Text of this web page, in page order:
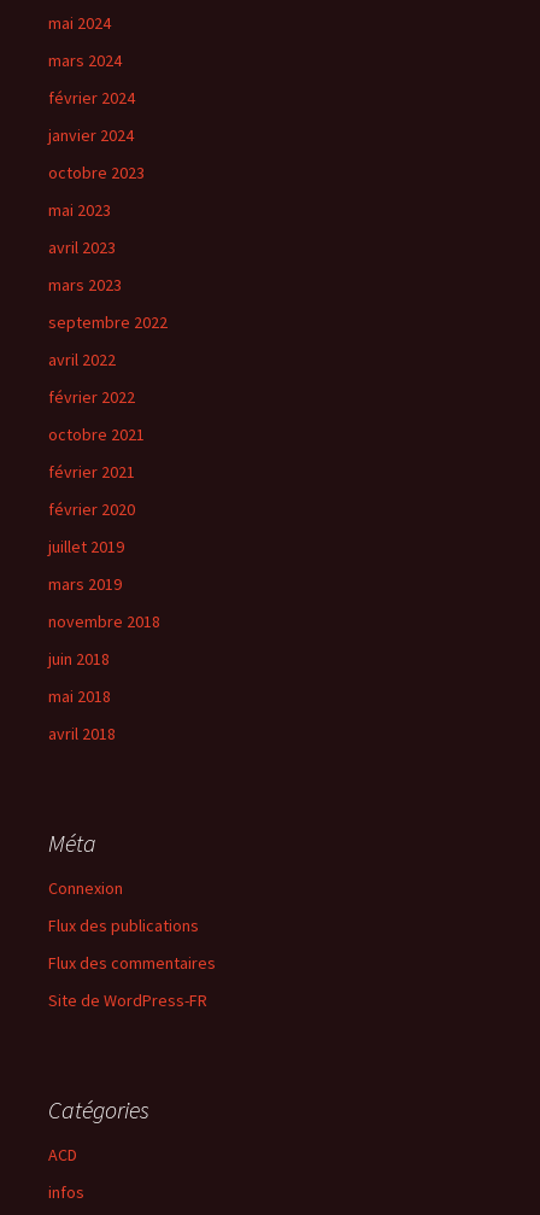
mai 2024
mars 2024
février 2024
janvier 2024
octobre 2023
mai 2023
avril 2023
mars 2023
septembre 2022
avril 2022
février 2022
octobre 2021
février 2021
février 2020
juillet 2019
mars 2019
novembre 2018
juin 2018
mai 2018
avril 2018
Méta
Connexion
Flux des publications
Flux des commentaires
Site de WordPress-FR
Catégories
ACD
infos